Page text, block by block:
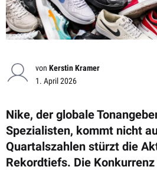
von Kerstin Kramer
1. April 2026
Nike, der globale
Spezialisten, kommt nicht
Quartalszahlen stürzt die
Rekordtiefs. Die